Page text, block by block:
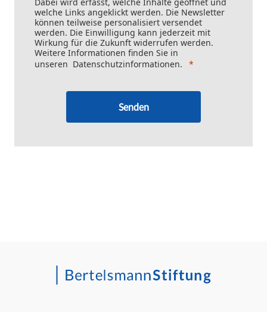
welche Links angeklickt werden. Die Newsletter
können teilweise personalisiert versendet
werden. Die Einwilligung kann jederzeit mit
Wirkung für die Zukunft widerrufen werden.
Weitere Informationen finden Sie in
unseren Datenschutzinformationen.
Senden